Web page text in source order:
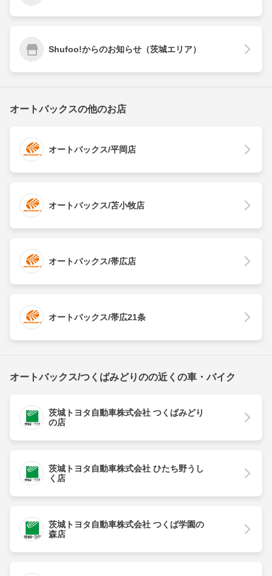
Shufoo!からのお知らせ（茨城エリア）
オートバックスの他のお店
オートバックス/平岡店
オートバックス/苫小牧店
オートバックス/帯広店
オートバックス/帯広21条
オートバックス/つくばみどりのの近くの車・バイク
茨城トヨタ自動車株式会社 つくばみどり
の店
茨城トヨタ自動車株式会社 ひたち野うし
く店
茨城トヨタ自動車株式会社 つくば学園の
森店